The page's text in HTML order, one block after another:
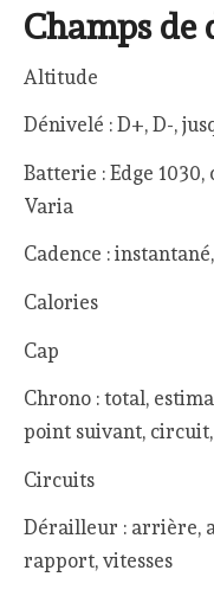
Champs de
Altitude
Dénivelé : D+, D-,
Batterie : Edge
Varia
Cadence :
Calories
Cap
Chrono : total,
point suivant,
Circuits
Dérailleur : arrière,
rapport, vitesses